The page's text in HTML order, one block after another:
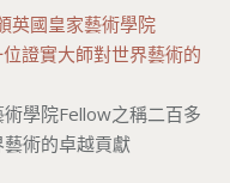
英國皇家藝術學院
證實大師對世界藝術的
學院Fellow之稱二百多
術的卓越貢獻